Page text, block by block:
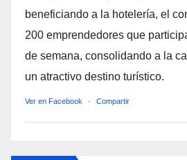
beneficiando a la hotelería, el
200 emprendedores que
de semana, consolidando a la
un atractivo destino turístico.
Ver en Facebook · Compartir